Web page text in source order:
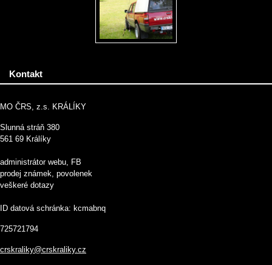
Kontakt
MO ČRS, z.s. KRÁLÍKY
Slunná stráň 380
561 69 Králíky
administrátor webu, FB
prodej známek, povolenek
veškeré dotazy
ID datová schránka: kcmabnq
725721794
crskraliky@crskraliky.cz